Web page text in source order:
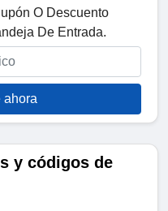
O Descuento
De Entrada.
ahora
y códigos de